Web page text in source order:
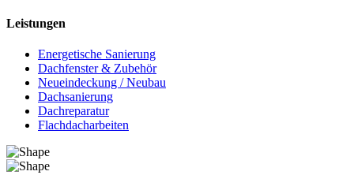
Leistungen
Energetische Sanierung
Dachfenster & Zubehör
Neueindeckung / Neubau
Dachsanierung
Dachreparatur
Flachdacharbeiten